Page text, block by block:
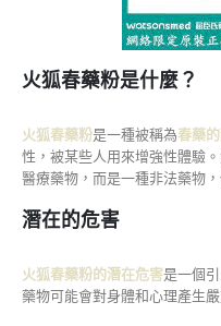
火狐春藥粉是什麼？
火狐春藥粉是一種被稱為春藥
性，被某些人用來增強性體驗
醫療藥物，而是一種非法藥物
潛在的危害
火狐春藥粉的潛在危害是一個
藥物可能會對身體和心理產生